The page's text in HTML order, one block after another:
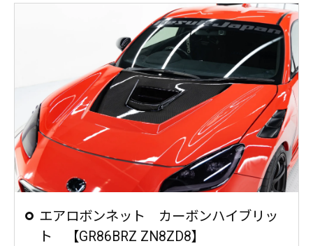
エアロボンネット カーボンハイブリッ
ト 【GR86BRZ ZN8ZD8】